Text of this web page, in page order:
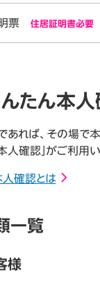
票 住居証明書必要
たん本
あれば、その場で
人確認」がご利用
人確認とは
一覧
様